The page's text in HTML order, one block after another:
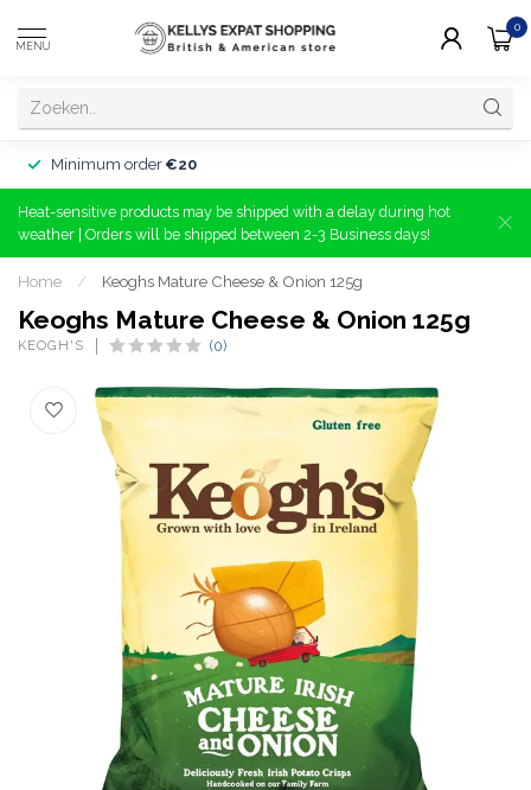
MENU
0
Minimum order €20
Heat-sensitive products may be shipped with a delay during hot
weather | Orders will be shipped between 2-3 Business days!
Home / Keoghs Mature Cheese & Onion 125g
Keoghs Mature Cheese & Onion 125g
KEOGH'S (0)